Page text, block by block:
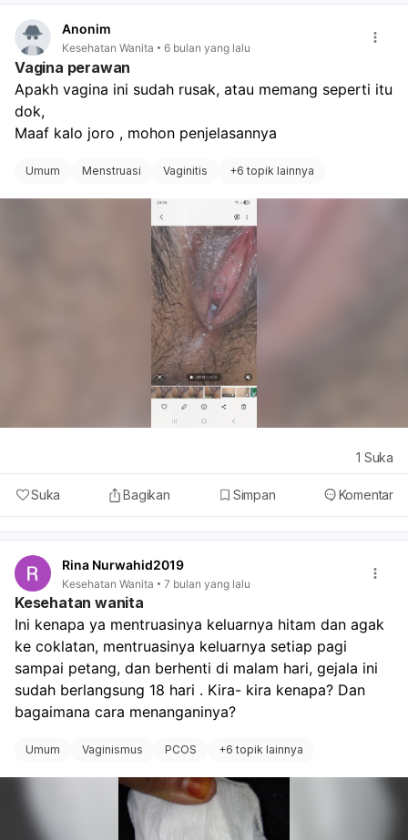
yang utuh. Jadi, ya, selaput dara bisa robek tanpa
disadari dan tanpa adanya aktivitas seksual. Secara
medis, selaput dara yang robek tidak dapat kembali
seperti semula.
Anonim
Kesehatan Wanita 6 bulan yang lalu
Vagina perawan
Apakh vagina ini sudah rusak, atau memang seperti itu
dok,
Maaf kalo joro , mohon penjelasannya
Umum Menstruasi Vaginitis +6 topik lainnya
Suka Bagikan Simpan Komentar
1 Suka
Rina Nurwahid2019
Kesehatan Wanita 7 bulan yang lalu
Kesehatan wanita
Ini kenapa ya mentruasinya keluarnya hitam dan agak
ke coklatan, mentruasinya keluarnya setiap pagi
sampai petang, dan berhenti di malam hari, gejala ini
sudah berlangsung 18 hari . Kira- kira kenapa? Dan
bagaimana cara menanganinya?
Umum Vaginismus PCOS +6 topik lainnya